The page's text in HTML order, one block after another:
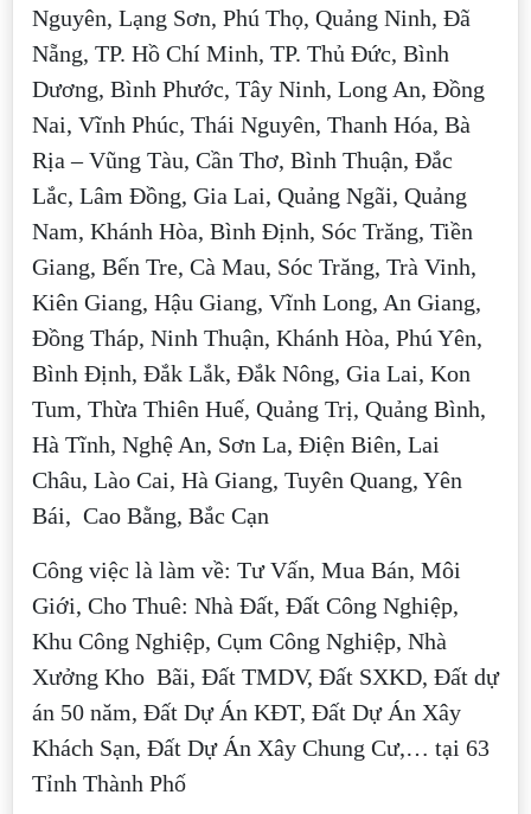
Nguyên, Lạng Sơn, Phú Thọ, Quảng Ninh, Đã
Nẵng, TP. Hồ Chí Minh, TP. Thủ Đức, Bình
Dương, Bình Phước, Tây Ninh, Long An, Đồng
Nai, Vĩnh Phúc, Thái Nguyên, Thanh Hóa, Bà
Rịa – Vũng Tàu, Cần Thơ, Bình Thuận, Đắc
Lắc, Lâm Đồng, Gia Lai, Quảng Ngãi, Quảng
Nam, Khánh Hòa, Bình Định, Sóc Trăng, Tiền
Giang, Bến Tre, Cà Mau, Sóc Trăng, Trà Vinh,
Kiên Giang, Hậu Giang, Vĩnh Long, An Giang,
Đồng Tháp, Ninh Thuận, Khánh Hòa, Phú Yên,
Bình Định, Đắk Lắk, Đắk Nông, Gia Lai, Kon
Tum, Thừa Thiên Huế, Quảng Trị, Quảng Bình,
Hà Tĩnh, Nghệ An, Sơn La, Điện Biên, Lai
Châu, Lào Cai, Hà Giang, Tuyên Quang, Yên
Bái, Cao Bằng, Bắc Cạn
Công việc là làm về: Tư Vấn, Mua Bán, Môi
Giới, Cho Thuê: Nhà Đất, Đất Công Nghiệp,
Khu Công Nghiệp, Cụm Công Nghiệp, Nhà
Xưởng Kho Bãi, Đất TMDV, Đất SXKD, Đất dự
án 50 năm, Đất Dự Án KĐT, Đất Dự Án Xây
Khách Sạn, Đất Dự Án Xây Chung Cư,… tại 63
Tỉnh Thành Phố